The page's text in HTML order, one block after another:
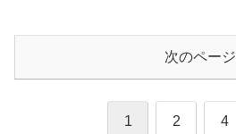
次のページ
1 2 4